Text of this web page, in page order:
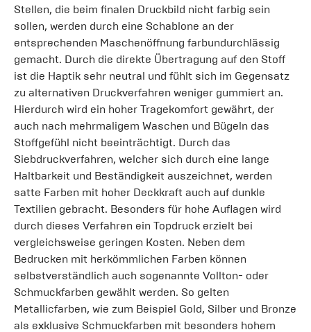
Stellen, die beim finalen Druckbild nicht farbig sein
sollen, werden durch eine Schablone an der
entsprechenden Maschenöffnung farbundurchlässig
gemacht. Durch die direkte Übertragung auf den Stoff
ist die Haptik sehr neutral und fühlt sich im Gegensatz
zu alternativen Druckverfahren weniger gummiert an.
Hierdurch wird ein hoher Tragekomfort gewährt, der
auch nach mehrmaligem Waschen und Bügeln das
Stoffgefühl nicht beeinträchtigt. Durch das
Siebdruckverfahren, welcher sich durch eine lange
Haltbarkeit und Beständigkeit auszeichnet, werden
satte Farben mit hoher Deckkraft auch auf dunkle
Textilien gebracht. Besonders für hohe Auflagen wird
durch dieses Verfahren ein Topdruck erzielt bei
vergleichsweise geringen Kosten. Neben dem
Bedrucken mit herkömmlichen Farben können
selbstverständlich auch sogenannte Vollton- oder
Schmuckfarben gewählt werden. So gelten
Metallicfarben, wie zum Beispiel Gold, Silber und Bronze
als exklusive Schmuckfarben mit besonders hohem